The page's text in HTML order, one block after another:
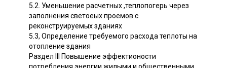
5.2. Уменьшение расчетных ,теплопогерь через
заполнения светоеых проемов с
реконструируемых зданиях
5.3, Определение требуемого расхода теплоты на
отопление здания
Раздел III Повышение эффектионости
потребления энергии жилыми и общественными